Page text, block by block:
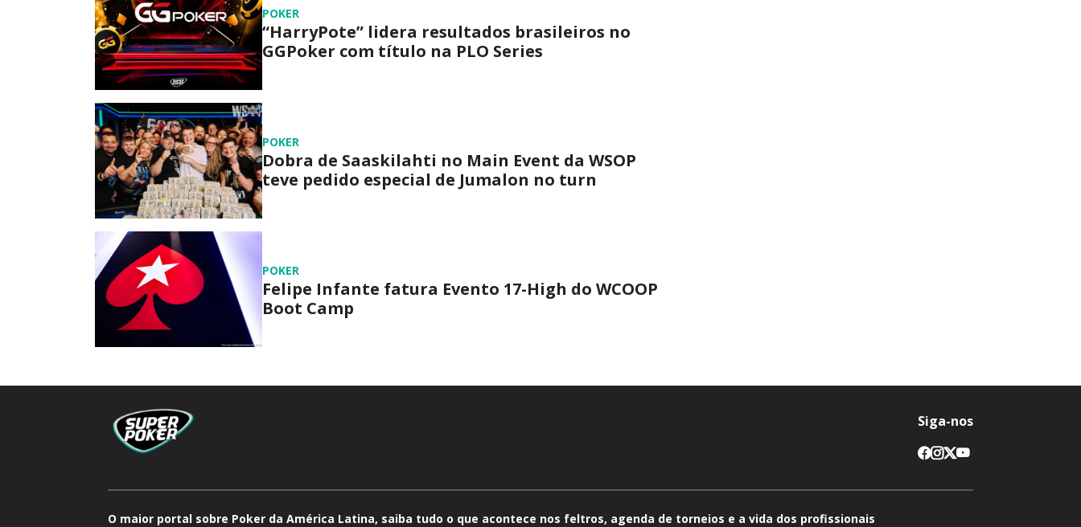
POKER
“HarryPote” lidera resultados brasileiros no
GGPoker com título na PLO Series
POKER
Dobra de Saaskilahti no Main Event da WSOP
teve pedido especial de Jumalon no turn
POKER
Felipe Infante fatura Evento 17-High do WCOOP
Boot Camp
Siga-nos
O maior portal sobre Poker da América Latina, saiba tudo o que acontece nos feltros, agenda de torneios e a vida dos profissionais